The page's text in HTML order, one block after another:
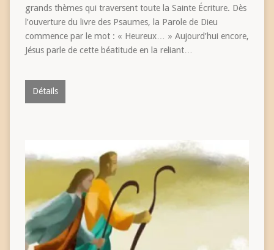
grands thèmes qui traversent toute la Sainte Écriture. Dès
l’ouverture du livre des Psaumes, la Parole de Dieu
commence par le mot : « Heureux… » Aujourd’hui encore,
Jésus parle de cette béatitude en la reliant…
Détails